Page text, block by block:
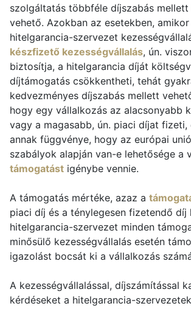
szolgáltatás többféle díjszabás mellett
vehető. Azokban az esetekben, amikor
hitelgarancia-szervezet
készfizető kezességvállalás, ún.
biztosítja, a hitelgarancia díját
díjtámogatás csökkentheti, tehát
kedvezményes díjszabás mellett
hogy egy vállalkozás az alacsonyabb
vagy a magasabb, ún. piaci díjat fizeti,
annak függvénye, hogy az európai
szabályok alapján van-e lehetősége a
támogatást igénybe vennie.
A támogatás mértéke, azaz a
piaci díj és a ténylegesen fizetendő díj
hitelgarancia-szervezet minden
minősülő kezességvállalás esetén
igazolást bocsát ki a vállalkozás
A kezességvállalással, díjszámítással
kérdéseket a hitelgarancia-